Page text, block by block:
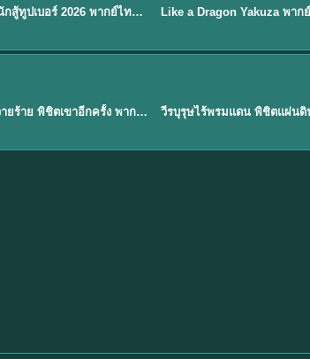
EP.6ซีรี่ย์ญี่ปุ่น Viral Hit นักสู้ทูปเบอร์ 2026 พากย์ไทย EP.1-6 ★7
EP.1รักแรกที่ลาจากของวายร้าย พิชิตเขาอีกครั้ง พากย์ไทย